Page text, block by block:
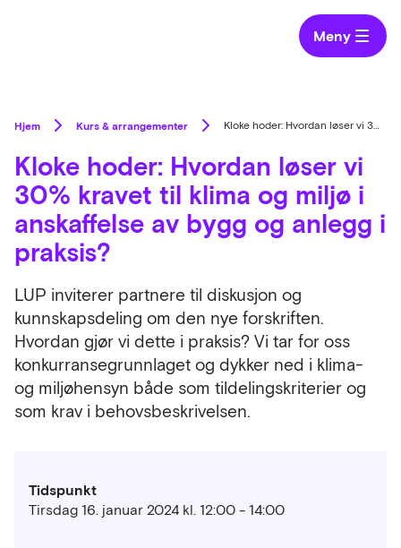
Meny
Hjem Kurs & arrangementer Kloke hoder: Hvordan løser vi 30% kravet til klima og miljø i anskaffelse av bygg og anlegg i praksis?
Kloke hoder: Hvordan løser vi
30% kravet til klima og miljø i
anskaffelse av bygg og anlegg i
praksis?
LUP inviterer partnere til diskusjon og
kunnskapsdeling om den nye forskriften.
Hvordan gjør vi dette i praksis? Vi tar for oss
konkurransegrunnlaget og dykker ned i klima-
og miljøhensyn både som tildelingskriterier og
som krav i behovsbeskrivelsen.
Tidspunkt
Tirsdag 16. januar 2024 kl. 12:00 - 14:00